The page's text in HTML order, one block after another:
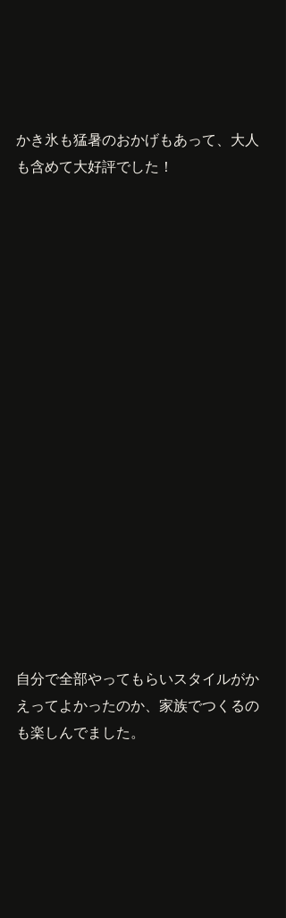
かき氷も猛暑のおかげもあって、大人
も含めて大好評でした！
自分で全部やってもらいスタイルがか
えってよかったのか、家族でつくるの
も楽しんでました。